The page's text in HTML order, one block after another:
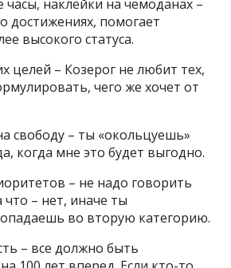
наклейки на чемоданах –
достижениях, помогает
высокого статуса.
целей – Козерог не любит тех,
чего же хочет от
свободу – ты «окольцуешь»
когда мне это будет выгодно.
– не надо говорить
– нет, иначе ты
во вторую категорию.
– все должно быть